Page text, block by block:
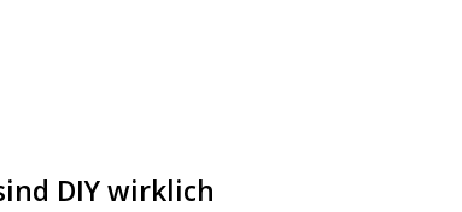
DIY wirklich